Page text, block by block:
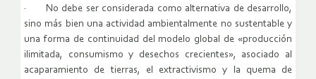
· No debe ser considerada como alternativa de desarrollo,
sino más bien una actividad ambientalmente no sustentable y
una forma de continuidad del modelo global de «producción
ilimitada, consumismo y desechos crecientes», asociado al
acaparamiento de tierras, el extractivismo y la quema de